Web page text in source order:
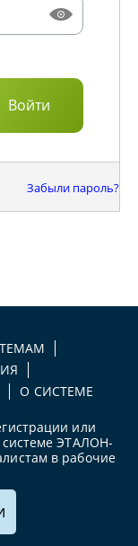
Забыли пароль?
О СИСТЕМЕ
или
системе ЭТАЛОН-
в рабочие